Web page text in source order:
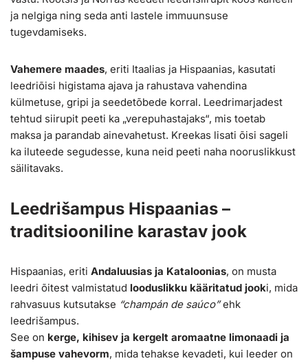
ja nelgiga ning seda anti lastele immuunsuse
tugevdamiseks.
Vahemere maades, eriti Itaalias ja Hispaanias, kasutati
leedriõisi higistama ajava ja rahustava vahendina
külmetuse, gripi ja seedetõbede korral. Leedrimarjadest
tehtud siirupit peeti ka „verepuhastajaks“, mis toetab
maksa ja parandab ainevahetust. Kreekas lisati õisi sageli
ka iluteede segudesse, kuna neid peeti naha nooruslikkust
säilitavaks.
Leedrišampus Hispaanias –
traditsiooniline karastav jook
Hispaanias, eriti Andaluusias ja Kataloonias, on musta
leedri õitest valmistatud looduslikku kääritatud jooki, mida
rahvasuus kutsutakse “champán de saúco”ehk
leedrišampus.
See on kerge, kihisev ja kergelt aromaatne limonaadi ja
šampuse vahevorm, mida tehakse kevadeti, kui leeder on